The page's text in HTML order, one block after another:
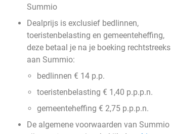
Summio
Dealprijs is exclusief bedlinnen,
toeristenbelasting en gemeenteheffing,
deze betaal je na je boeking rechtstreeks
aan Summio:
bedlinnen € 14 p.p.
toeristenbelasting € 1,40 p.p.p.n.
gemeenteheffing € 2,75 p.p.p.n.
De algemene voorwaarden van Summio